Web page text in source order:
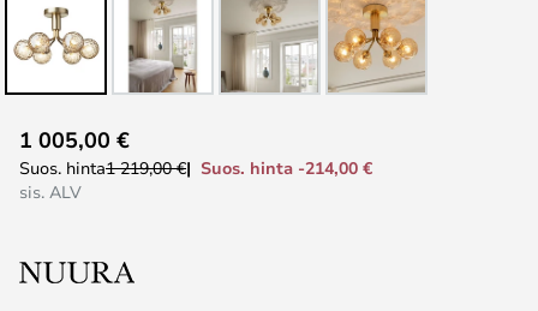
to
the
the
1 005,00 €
Suos. hinta1 219,00 €
Suos. hinta -214,00 €
sis. ALV